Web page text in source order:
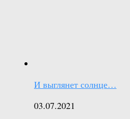
И выглянет солнце…
03.07.2021